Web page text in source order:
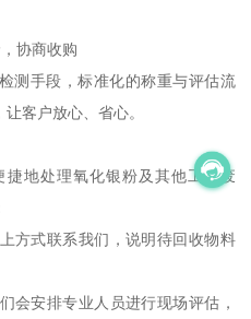
协商收购
测手段，标准化的称重与评估流
客户放心、省心。
地处理氧化银粉及其他工业废
方式联系我们，说明待回收物料
会安排专业人员进行现场评估，